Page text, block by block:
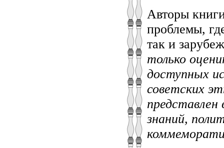
Авторы
проблемы,
так и
только
доступных
советских
представлен
знаний,